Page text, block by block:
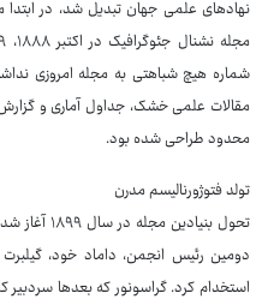
نهادهای علمی جهان تبدیل شد، در
شماره هیچ شباهتی به مجله امروزی
مقالات علمی خشک، جداول آماری و
محدود طراحی شده بود.
تولد فتوژورنالیسم مدرن
تحول
دومین رئیس انجمن، داماد خود،
استخدام کرد. گراسونور که بعدها